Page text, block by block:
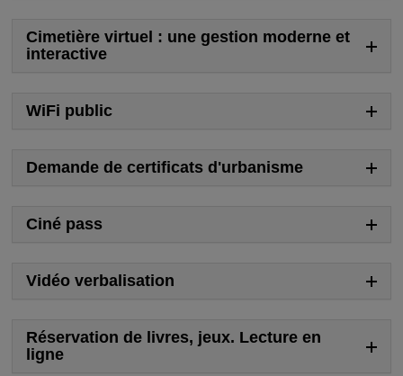
Cimetière virtuel : une gestion moderne et
interactive
WiFi public
Demande de certificats d'urbanisme
Ciné pass
Vidéo verbalisation
Réservation de livres, jeux. Lecture en
ligne